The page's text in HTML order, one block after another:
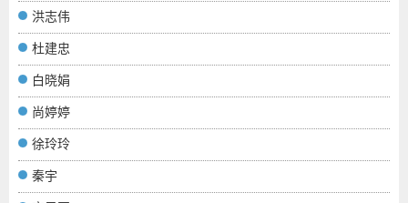
洪志伟
杜建忠
白晓娟
尚婷婷
徐玲玲
秦宇